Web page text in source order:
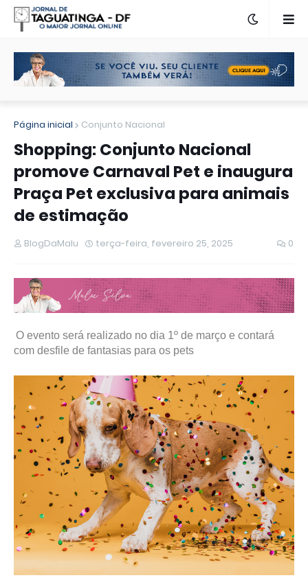
Página inicial Conjunto Nacional
Shopping: Conjunto Nacional
promove Carnaval Pet e inaugura
Praça Pet exclusiva para animais
de estimação
BlogDaMalu terça-feira, fevereiro 25, 2025 0
O evento será realizado no dia 1º de março e contará
com desfile de fantasias para os pets